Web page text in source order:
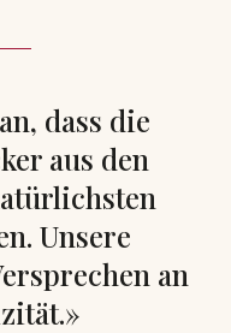
dass die
aus den
Unsere
an